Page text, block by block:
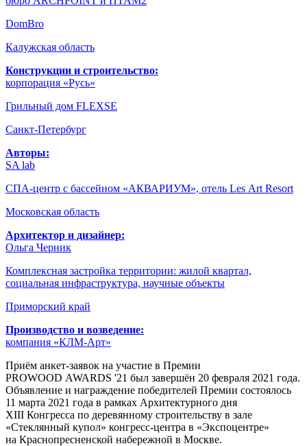
DomBro
Калужская область
Конструкции и строительство:
корпорация «Русь»
Грильный дом FLEXSE
Санкт-Петербург
Авторы:
SA lab
СПА-центр с бассейном «АКВАРИУМ», отель Les Art Resort
Московская область
Архитектор и дизайнер:
Ольга Черник
Комплексная застройка территории: жилой квартал,
социальная инфраструктура, научные объекты
Приморский край
Производство и возведение:
компания «КЛМ-Арт»
Приём анкет-заявок на участие в Премии
PROWOOD AWARDS '21 был завершён 20 февраля 2021 года.
Объявление и награждение победителей Премии состоялось
11 марта 2021 года в рамках Архитектурного дня
ХIII Конгресса по деревянному строительству в зале
«Стеклянный купол» конгресс-центра в «Экспоцентре»
на Краснопресненской набережной в Москве.